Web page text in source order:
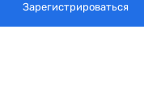
Зарегистрироваться